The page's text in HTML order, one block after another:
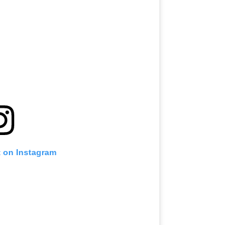
Instagram